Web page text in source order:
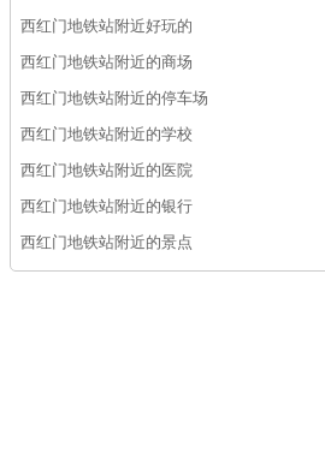
西红门地铁站附近好玩的
西红门地铁站附近的商场
西红门地铁站附近的停车场
西红门地铁站附近的学校
西红门地铁站附近的医院
西红门地铁站附近的银行
西红门地铁站附近的景点